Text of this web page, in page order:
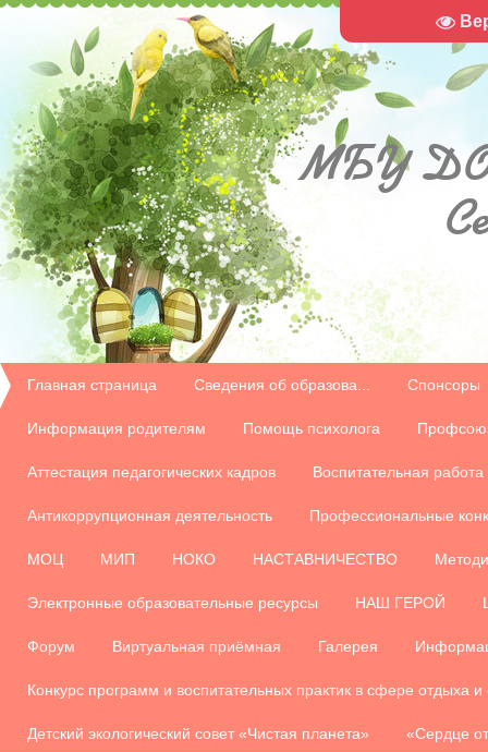
МБУ
Главная страница Сведения об образова... Спонсоры
Информация родителям Помощь психолога
Аттестация педагогических кадров Воспитательная работа
Антикоррупционная деятельность Профессиональные
МОЦ МИП НОКО НАСТАВНИЧЕСТВО
Электронные образовательные ресурсы НАШ ГЕРОЙ
Форум Виртуальная приёмная Галерея
Конкурс программ и воспитательных практик в сфере отдыха
Детский экологический совет «Чистая планета» «Сердце